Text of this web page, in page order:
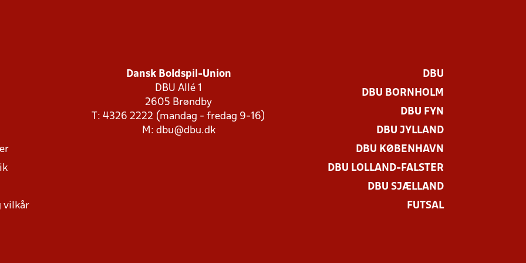
vilkår
Dansk Boldspil-Union
DBU Allé 1
2605 Brøndby
T: 4326 2222 (mandag - fredag 9-16)
M: dbu@dbu.dk
DBU
DBU BORNHOLM
DBU FYN
DBU JYLLAND
DBU KØBENHAVN
DBU LOLLAND-FALSTER
DBU SJÆLLAND
FUTSAL